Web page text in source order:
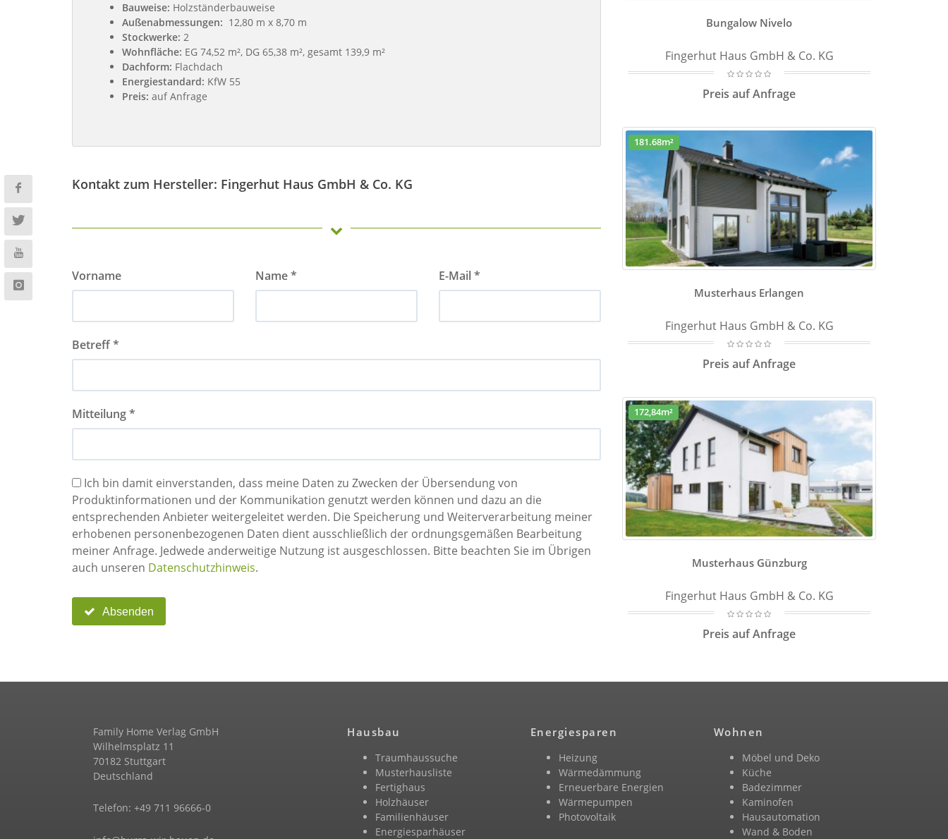
Bauweise: Holzständerbauweise
Außenabmessungen: 12,80 m x 8,70 m
Stockwerke: 2
Wohnfläche: EG 74,52 m², DG 65,38 m², gesamt 139,9 m²
Dachform: Flachdach
Energiestandard: KfW 55
Preis: auf Anfrage
Kontakt zum Hersteller: Fingerhut Haus GmbH & Co. KG
Vorname Name * E-Mail *
Betreff *
Mitteilung *
Ich bin damit einverstanden, dass meine Daten zu Zwecken der Übersendung von
Produktinformationen und der Kommunikation genutzt werden können und dazu an die
entsprechenden Anbieter weitergeleitet werden. Die Speicherung und Weiterverarbeitung meiner
erhobenen personenbezogenen Daten dient ausschließlich der ordnungsgemäßen Bearbeitung
meiner Anfrage. Jedwede anderweitige Nutzung ist ausgeschlossen. Bitte beachten Sie im Übrigen
auch unseren Datenschutzhinweis.
Absenden
Bungalow Nivelo
Fingerhut Haus GmbH & Co. KG
Preis auf Anfrage
181.68m²
Musterhaus Erlangen
Fingerhut Haus GmbH & Co. KG
Preis auf Anfrage
172,84m²
Musterhaus Günzburg
Fingerhut Haus GmbH & Co. KG
Preis auf Anfrage
Family Home Verlag GmbH
Wilhelmsplatz 11
70182 Stuttgart
Deutschland
Telefon: +49 711 96666-0
Hausbau
Traumhaussuche
Musterhausliste
Fertighaus
Holzhäuser
Familienhäuser
Energiesparhäuser
Energiesparen
Heizung
Wärmedämmung
Erneuerbare Energien
Wärmepumpen
Photovoltaik
Wohnen
Möbel und Deko
Küche
Badezimmer
Kaminofen
Hausautomation
Wand & Boden